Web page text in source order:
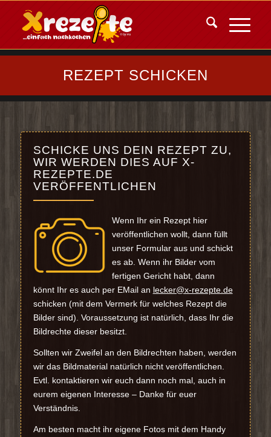
REZEPT SCHICKEN
SCHICKE UNS DEIN REZEPT ZU,
WIR WERDEN DIES AUF X-
REZEPTE.DE
VERÖFFENTLICHEN
Wenn Ihr ein Rezept hier
veröffentlichen wollt, dann füllt
unser Formular aus und schickt
es ab. Wenn ihr Bilder vom
fertigen Gericht habt, dann
könnt Ihr es auch per EMail an lecker@x-rezepte.de
schicken (mit dem Vermerk für welches Rezept die
Bilder sind). Voraussetzung ist natürlich, dass Ihr die
Bildrechte dieser besitzt.
Sollten wir Zweifel an den Bildrechten haben, werden
wir das Bildmaterial natürlich nicht veröffentlichen.
Evtl. kontaktieren wir euch dann noch mal, auch in
eurem eigenen Interesse – Danke für euer
Verständnis.
Am besten macht ihr eigene Fotos mit dem Handy